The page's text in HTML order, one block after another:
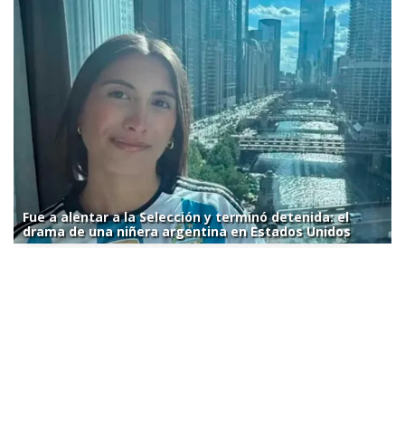
Fue a alentar a la Selección y terminó detenida: el
drama de una niñera argentina en Estados Unidos